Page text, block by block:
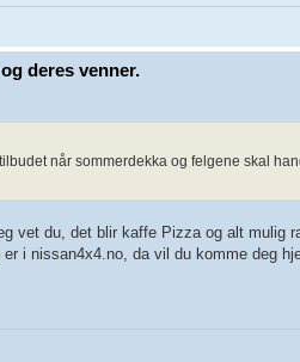
deres venner.
når sommerdekka og felgene skal
vet du, det blir kaffe Pizza og alt mulig
i nissan4x4.no, da vil du komme deg